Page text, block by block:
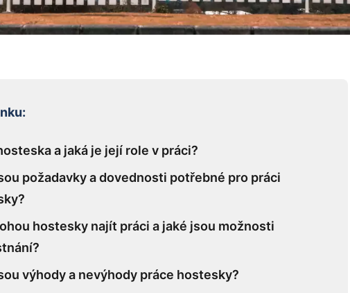
a jaká je její role v práci?
požadavky a dovednosti potřebné pro práci
hostesky najít práci a jaké jsou možnosti
výhody a nevýhody práce hostesky?